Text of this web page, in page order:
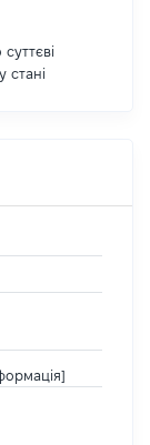
стані